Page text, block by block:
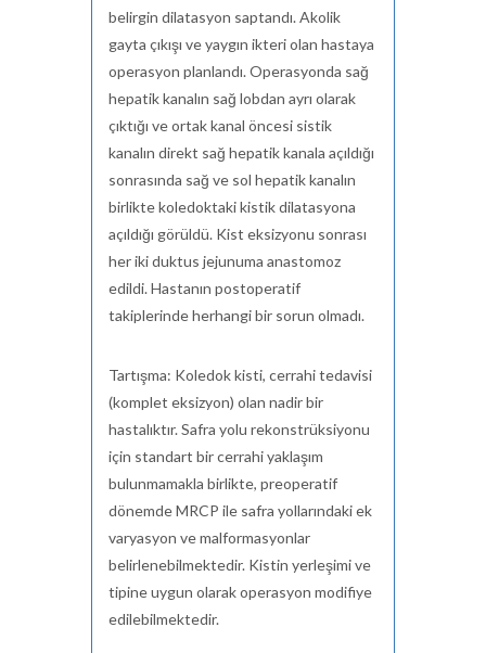
belirgin dilatasyon saptandı. Akolik
gayta çıkışı ve yaygın ikteri olan hastaya
operasyon planlandı. Operasyonda sağ
hepatik kanalın sağ lobdan ayrı olarak
çıktığı ve ortak kanal öncesi sistik
kanalın direkt sağ hepatik kanala açıldığı
sonrasında sağ ve sol hepatik kanalın
birlikte koledoktaki kistik dilatasyona
açıldığı görüldü. Kist eksizyonu sonrası
her iki duktus jejunuma anastomoz
edildi. Hastanın postoperatif
takiplerinde herhangi bir sorun olmadı.
Tartışma: Koledok kisti, cerrahi tedavisi
(komplet eksizyon) olan nadir bir
hastalıktır. Safra yolu rekonstrüksiyonu
için standart bir cerrahi yaklaşım
bulunmamakla birlikte, preoperatif
dönemde MRCP ile safra yollarındaki ek
varyasyon ve malformasyonlar
belirlenebilmektedir. Kistin yerleşimi ve
tipine uygun olarak operasyon modifiye
edilebilmektedir.